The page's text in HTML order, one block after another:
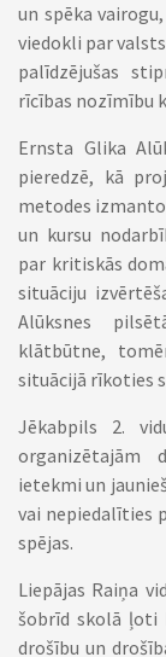
un spēka
viedokli par
palīdzējušas
rīcības nozīmību
Ernsta Glika
pieredzē, kā
metodes
un kursu
par kritiskās
situāciju
Alūksnes
klātbūtne,
situācijā rīkoties
Jēkabpils 2.
organizētajām
ietekmi un
vai nepiedalīties
spējas.
Liepājas Raiņa
šobrīd skolā ļoti
drošību un